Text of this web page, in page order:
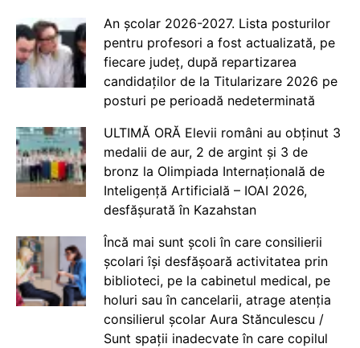
An școlar 2026-2027. Lista posturilor
pentru profesori a fost actualizată, pe
fiecare județ, după repartizarea
candidaților de la Titularizare 2026 pe
posturi pe perioadă nedeterminată
ULTIMĂ ORĂ Elevii români au obținut 3
medalii de aur, 2 de argint și 3 de
bronz la Olimpiada Internațională de
Inteligență Artificială – IOAI 2026,
desfășurată în Kazahstan
Încă mai sunt școli în care consilierii
școlari își desfășoară activitatea prin
biblioteci, pe la cabinetul medical, pe
holuri sau în cancelarii, atrage atenția
consilierul școlar Aura Stănculescu /
Sunt spații inadecvate în care copilul